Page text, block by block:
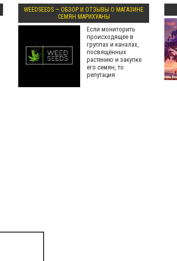
WEEDSEEDS — ОБЗОР И ОТЗЫВЫ О МАГАЗИНЕ
СЕМЯН МАРИХУАНЫ
Если мониторить
происходящее в
группах и каналах,
посвящённых
растению и закупке
его семян, то
репутация